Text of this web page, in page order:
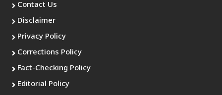
Contact Us
Disclaimer
Privacy Policy
Corrections Policy
Fact-Checking Policy
Editorial Policy